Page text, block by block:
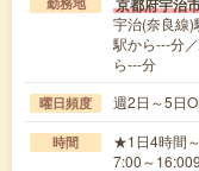
京都府宇治
宇治(奈良線
駅から---分
ら---分
曜日頻度 週2日～5日
時間
★1日4時間
7:00～